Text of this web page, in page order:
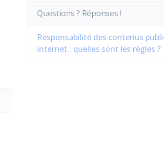
Questions ? Réponses !
Responsabilité des contenus
internet : quelles sont les règles ?